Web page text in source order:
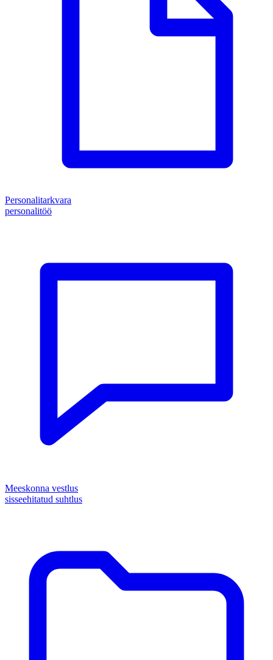
Personalitarkvara
personalitöö
Meeskonna vestlus
sisseehitatud suhtlus